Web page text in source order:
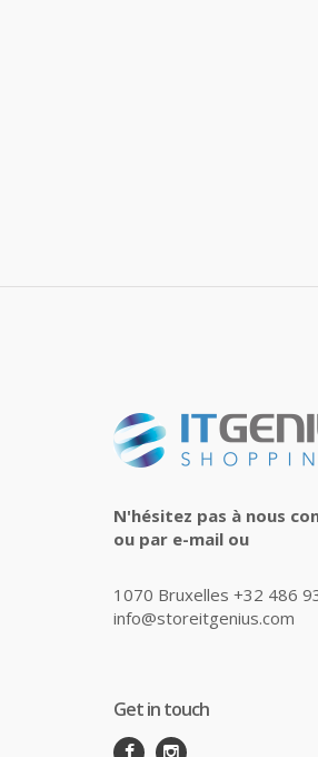
N'hésitez pas à nous
ou par e-mail ou
1070 Bruxelles +32 486
info@storeitgenius.com
Get in touch